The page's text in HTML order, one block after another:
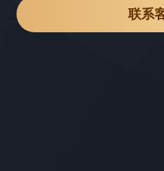
联系